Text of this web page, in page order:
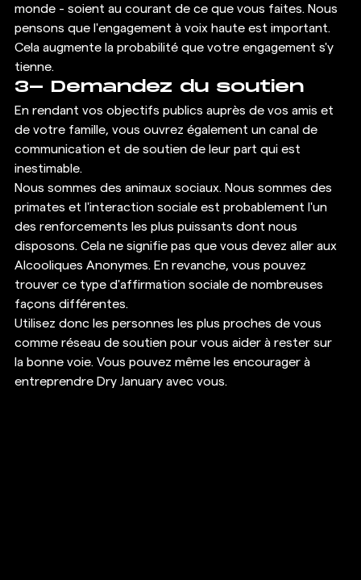
monde - soient au courant de ce que vous faites. Nous
pensons que l'engagement à voix haute est important.
Cela augmente la probabilité que votre engagement s'y
tienne.
3- Demandez du soutien
En rendant vos objectifs publics auprès de vos amis et
de votre famille, vous ouvrez également un canal de
communication et de soutien de leur part qui est
inestimable.
Nous sommes des animaux sociaux. Nous sommes des
primates et l'interaction sociale est probablement l'un
des renforcements les plus puissants dont nous
disposons. Cela ne signifie pas que vous devez aller aux
Alcooliques Anonymes. En revanche, vous pouvez
trouver ce type d'affirmation sociale de nombreuses
façons différentes.
Utilisez donc les personnes les plus proches de vous
comme réseau de soutien pour vous aider à rester sur
la bonne voie. Vous pouvez même les encourager à
entreprendre Dry January avec vous.